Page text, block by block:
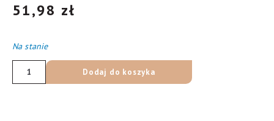
51,98 zł
Na stanie
ilość
TOŁPA
Dodaj do koszyka